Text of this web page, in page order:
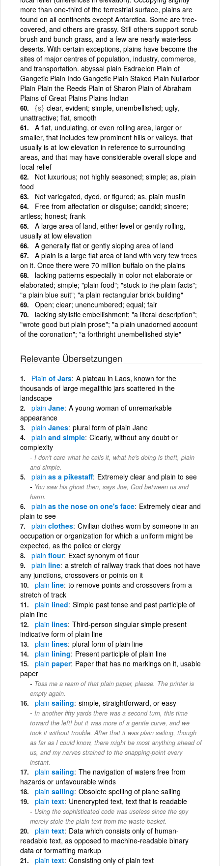
more than one-third of the terrestrial surface, plains are
found on all continents except Antarctica. Some are tree-
covered, and others are grassy. Still others support scrub
brush and bunch grass, and a few are nearly waterless
deserts. With certain exceptions, plains have become the
sites of major centres of population, industry, commerce,
and transportation. abyssal plain Esdraelon Plain of
Gangetic Plain Indo Gangetic Plain Staked Plain Nullarbor
Plain Plain the Reeds Plain of Sharon Plain of Abraham
Plains of Great Plains Plains Indian
{s} clear, evident; simple, unembellished; ugly,
unattractive; flat, smooth
A flat, undulating, or even rolling area, larger or
smaller, that includes few prominent hills or valleys, that
usually is at low elevation in reference to surrounding
areas, and that may have considerable overall slope and
local relief
Not luxurious; not highly seasoned; simple; as, plain
food
Not variegated, dyed, or figured; as, plain muslin
Free from affectation or disguise; candid; sincere;
artless; honest; frank
A large area of land, either level or gently rolling,
usually at low elevation
A generally flat or gently sloping area of land
A plain is a large flat area of land with very few trees
on it. Once there were 70 million buffalo on the plains
lacking patterns especially in color not elaborate or
elaborated; simple; "plain food"; "stuck to the plain facts";
"a plain blue suit"; "a plain rectangular brick building"
Open; clear; unencumbered; equal; fair
lacking stylistic embellishment; "a literal description";
"wrote good but plain prose"; "a plain unadorned account
of the coronation"; "a forthright unembellished style"
Relevante Übersetzungen
Plain of Jars A plateau in Laos, known for the
thousands of large megalithic jars scattered in the
landscape
plain Jane A young woman of unremarkable
appearance
plain Janes plural form of plain Jane
plain and simple Clearly, without any doubt or
complexity
I don't care what he calls it, what he's doing is theft, plain
and simple.
plain as a pikestaff Extremely clear and plain to see
You saw his ghost then, says Joe, God between us and
harm.
plain as the nose on one's face Extremely clear and
plain to see
plain clothes Civilian clothes worn by someone in an
occupation or organization for which a uniform might be
expected, as the police or clergy
plain flour Exact synonym of flour
plain line a stretch of railway track that does not have
any junctions, crossovers or points on it
plain line to remove points and crossovers from a
stretch of track
plain lined Simple past tense and past participle of
plain line
plain lines Third-person singular simple present
indicative form of plain line
plain lines plural form of plain line
plain lining Present participle of plain line
plain paper Paper that has no markings on it, usable
paper
Toss me a ream of that plain paper, please. The printer is
empty again.
plain sailing simple, straightforward, or easy
In another fifty yards there was a second turn, this time
toward the left! but it was more of a gentle curve, and we
took it without trouble. After that it was plain sailing, though
as far as I could know, there might be most anything ahead of
us, and my nerves strained to the snapping-point every
instant.
plain sailing The navigation of waters free from
hazards or unfavourable winds
plain sailing Obsolete spelling of plane sailing
plain text Unencrypted text, text that is readable
Using the sophisticated code was useless since the spy
merely stole the plain text from the waste basket.
plain text Data which consists only of human-
readable text, as opposed to machine-readable binary
data or formatting markup
plain text Consisting only of plain text